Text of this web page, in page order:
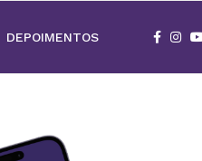
DEPOIMENTOS